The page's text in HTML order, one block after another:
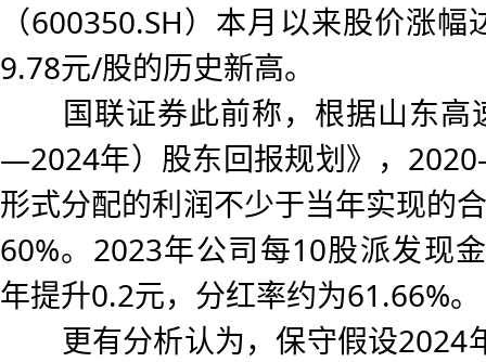
（600350.SH）本月以来股价涨
9.78元/股的历史新高。
国联证券此前称，根据山东高
—2024年）股东回报规划》，
形式分配的利润不少于当年实现的
60%。2023年公司每10股派发现
年提升0.2元，分红率约为61.66%。
更有分析认为，保守假设2024